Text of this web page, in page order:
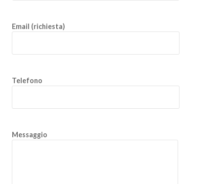
Email (richiesta)
Telefono
Messaggio